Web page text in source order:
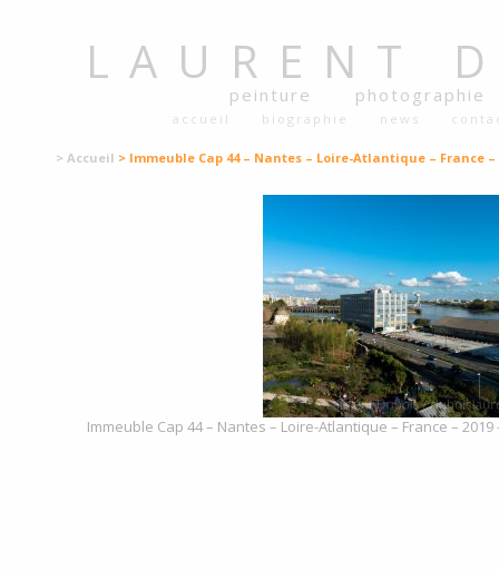
LAURENT
peinture photographie
accueil biographie news
> Accueil > Immeuble Cap 44 – Nantes – Loire-Atlantique – France –
Immeuble Cap 44 – Nantes – Loire-Atlantique – France –